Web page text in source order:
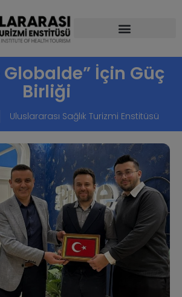
İçin Güç
Birliği
Uluslararası Sağlık Turizmi Enstitüsü